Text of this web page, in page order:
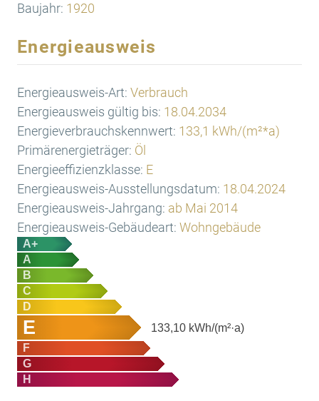
Baujahr: 1920
Energieausweis
Energieausweis-Art: Verbrauch
Energieausweis gültig bis: 18.04.2034
Energieverbrauchskennwert: 133,1 kWh/(m²*a)
Primärenergieträger: Öl
Energieeffizienzklasse: E
Energieausweis-Ausstellungsdatum: 18.04.2024
Energieausweis-Jahrgang: ab Mai 2014
Energieausweis-Gebäudeart: Wohngebäude
A+
A
B
C
D
E 133,10 kWh/(m²·a)
F
G
H